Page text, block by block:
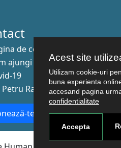
Acest site
Utilizam cookie-uri
buna experienta
accesand pagina
confidentialitate
Accepta
de contact
ajungi aici
19
Petru Rareş nr.2, Craiova,
te la newsletter!
The Human